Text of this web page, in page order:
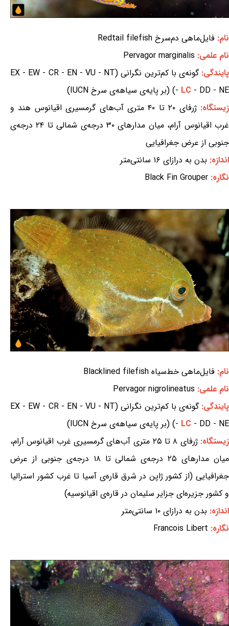
نام: فایل‌ماهی دم‌سرخ Redtail filefish
نام علمی: Pervagor marginalis
پایندگی:
گونه‌ی با کم‌ترین نگرانی (EX - EW - CR - EN - VU - NT
- LC - DD - NE) (بر پایه‌ی سیاهه‌ی سرخ IUCN)
زیستگاه:
ژرفای ۲۰ تا ۴۰ متری آب‌های گرمسیری اقیانوس هند و
غرب اقیانوس آرام، میان مدارهای ۳۰ درجه‌ی شمالی تا ۲۴ درجه‌ی
جنوبی از عرض جغرافیایی
اندازه: بدن به درازای ۱۶ سانتی‌متر
نگاره: Black Fin Grouper
نام: فایل‌ماهی خط‌سیاه Blacklined filefish
نام علمی: Pervagor nigrolineatus
پایندگی:
گونه‌ی با کم‌ترین نگرانی (EX - EW - CR - EN - VU - NT
- LC - DD - NE) (بر پایه‌ی سیاهه‌ی سرخ IUCN)
زیستگاه:
ژرفای ۸ تا ۲۵ متری آب‌های گرمسیری غرب اقیانوس آرام،
میان مدارهای ۲۵ درجه‌ی شمالی تا ۱۸ درجه‌ی جنوبی از عرض
جغرافیایی (از کشور ژاپن در شرق قاره‌ی آسیا تا غرب کشور استرالیا
و کشور جزیره‌ای جزایر سلیمان در قاره‌ی اقیانوسیه)
اندازه: بدن به درازای ۱۰ سانتی‌متر
نگاره: Francois Libert